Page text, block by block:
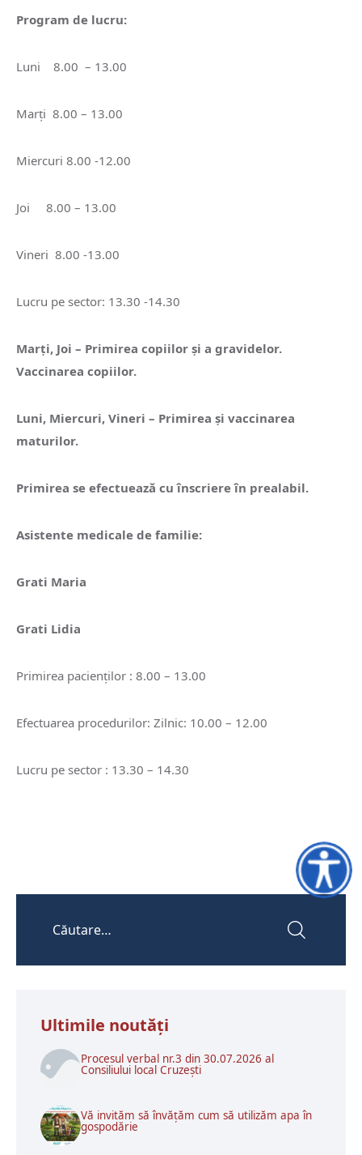
Program de lucru:
Luni 8.00 – 13.00
Marți 8.00 – 13.00
Miercuri 8.00 -12.00
Joi 8.00 – 13.00
Vineri 8.00 -13.00
Lucru pe sector: 13.30 -14.30
Marți, Joi – Primirea copiilor și a gravidelor.
Vaccinarea copiilor.
Luni, Miercuri, Vineri – Primirea și vaccinarea
maturilor.
Primirea se efectuează cu înscriere în prealabil.
Asistente medicale de familie:
Grati Maria
Grati Lidia
Primirea pacienților : 8.00 – 13.00
Efectuarea procedurilor: Zilnic: 10.00 – 12.00
Lucru pe sector : 13.30 – 14.30
Ultimile noutăţi
Procesul verbal nr.3 din 30.07.2026 al
Consiliului local Cruzești
Vă invităm să învățăm cum să utilizăm apa în
gospodărie